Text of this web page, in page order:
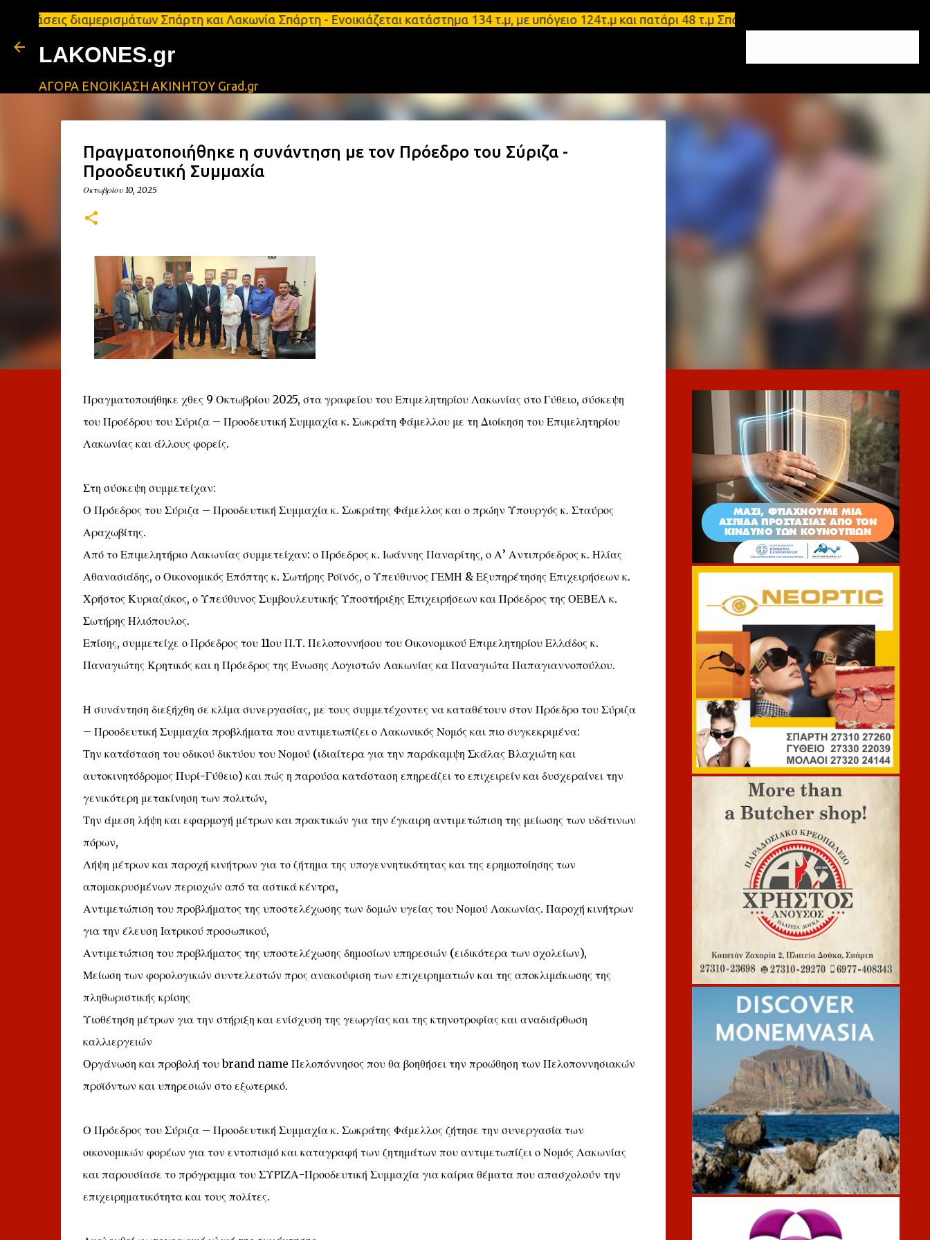
Μετάβαση στο κύριο περιεχόμενο
διαμερισμάτων Σπάρτη και Λακωνία Σπάρτη - Ενοικιάζεται κατάστημα 134 τ.μ, με υπόγειο 124τ.μ και πατάρι 48 τ.μ Σπάρτη - Ενοικιάζεται
LAKONES.gr
ΑΓΟΡΑ ΕΝΟΙΚΙΑΣΗ ΑΚΙΝΗΤΟΥ Grad.gr
Πραγματοποιήθηκε η συνάντηση με τον Πρόεδρο του Σύριζα -
Προοδευτική Συμμαχία
Οκτωβρίου 10, 2025
Πραγματοποιήθηκε χθες 9 Οκτωβρίου 2025, στα γραφείου του Επιμελητηρίου Λακωνίας στο Γύθειο, σύσκεψη
του Προέδρου του Σύριζα – Προοδευτική Συμμαχία κ. Σωκράτη Φάμελλου με τη Διοίκηση του Επιμελητηρίου
Λακωνίας και άλλους φορείς.
Στη σύσκεψη συμμετείχαν:
Ο Πρόεδρος του Σύριζα – Προοδευτική Συμμαχία κ. Σωκράτης Φάμελλος και ο πρώην Υπουργός κ. Σταύρος
Αραχωβίτης.
Από το Επιμελητήριο Λακωνίας συμμετείχαν: ο Πρόεδρος κ. Ιωάννης Παναρίτης, ο Α’ Αντιπρόεδρος κ. Ηλίας
Αθανασιάδης, ο Οικονομικός Επόπτης κ. Σωτήρης Ροϊνός, ο Υπεύθυνος ΓΕΜΗ & Εξυπηρέτησης Επιχειρήσεων κ.
Χρήστος Κυριαζάκος, ο Υπεύθυνος Συμβουλευτικής Υποστήριξης Επιχειρήσεων και Πρόεδρος της ΟΕΒΕΛ κ.
Σωτήρης Ηλιόπουλος.
Επίσης, συμμετείχε ο Πρόεδρος του 11ου Π.Τ. Πελοποννήσου του Οικονομικού Επιμελητηρίου Ελλάδος κ.
Παναγιώτης Κρητικός και η Πρόεδρος της Ένωσης Λογιστών Λακωνίας κα Παναγιώτα Παπαγιαννοπούλου.
Η συνάντηση διεξήχθη σε κλίμα συνεργασίας, με τους συμμετέχοντες να καταθέτουν στον Πρόεδρο του Σύριζα
– Προοδευτική Συμμαχία προβλήματα που αντιμετωπίζει ο Λακωνικός Νομός και πιο συγκεκριμένα:
Την κατάσταση του οδικού δικτύου του Νομού (ιδιαίτερα για την παράκαμψη Σκάλας Βλαχιώτη και
αυτοκινητόδρομος Πυρί-Γύθειο) και πώς η παρούσα κατάσταση επηρεάζει το επιχειρείν και δυσχεραίνει την
γενικότερη μετακίνηση των πολιτών,
Την άμεση λήψη και εφαρμογή μέτρων και πρακτικών για την έγκαιρη αντιμετώπιση της μείωσης των υδάτινων
πόρων,
Λήψη μέτρων και παροχή κινήτρων για το ζήτημα της υπογεννητικότητας και της ερημοποίησης των
απομακρυσμένων περιοχών από τα αστικά κέντρα,
Αντιμετώπιση του προβλήματος της υποστελέχωσης των δομών υγείας του Νομού Λακωνίας. Παροχή κινήτρων
για την έλευση Ιατρικού προσωπικού,
Αντιμετώπιση του προβλήματος της υποστελέχωσης δημοσίων υπηρεσιών (ειδικότερα των σχολείων),
Μείωση των φορολογικών συντελεστών προς ανακούφιση των επιχειρηματιών και της αποκλιμάκωσης της
πληθωριστικής κρίσης
Υιοθέτηση μέτρων για την στήριξη και ενίσχυση της γεωργίας και της κτηνοτροφίας και αναδιάρθωση
καλλιεργειών
Οργάνωση και προβολή του brand name Πελοπόννησος που θα βοηθήσει την προώθηση των Πελοποννησιακών
προϊόντων και υπηρεσιών στο εξωτερικό.
Ο Πρόεδρος του Σύριζα – Προοδευτική Συμμαχία κ. Σωκράτης Φάμελλος ζήτησε την συνεργασία των
οικονομικών φορέων για τον εντοπισμό και καταγραφή των ζητημάτων που αντιμετωπίζει ο Νομός Λακωνίας
και παρουσίασε το πρόγραμμα του ΣΥΡΙΖΑ-Προοδευτική Συμμαχία για καίρια θέματα που απασχολούν την
επιχειρηματικότητα και τους πολίτες.